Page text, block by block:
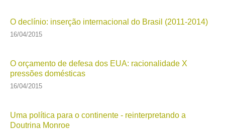
O declínio: inserção internacional do Brasil (2011-2014)
16/04/2015
O orçamento de defesa dos EUA: racionalidade X
pressões domésticas
16/04/2015
Uma política para o continente - reinterpretando a
Doutrina Monroe